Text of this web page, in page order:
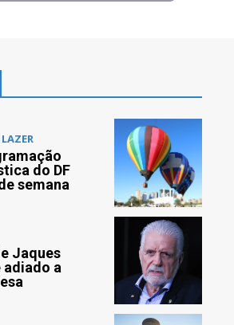
do DF
semana
Jaques
adiado a